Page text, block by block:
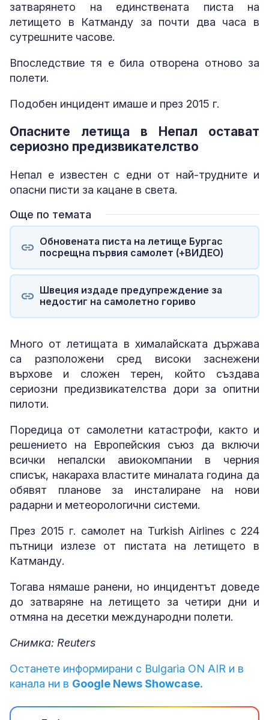
затварянето на единствената писта на
летището в Катманду за почти два часа в
сутрешните часове.
Впоследствие тя е била отворена отново за
полети.
Подобен инцидент имаше и през 2015 г.
Опасните летища в Непал остават
сериозно предизвикателство
Непал е известен с едни от най-трудните и
опасни писти за кацане в света.
Още по темата
Обновената писта на летище Бургас
посрещна първия самолет (+ВИДЕО)
Швеция издаде предупреждение за
недостиг на самолетно гориво
Много от летищата в хималайската държава
са разположени сред високи заснежени
върхове и сложен терен, който създава
сериозни предизвикателства дори за опитни
пилоти.
Поредица от самолетни катастрофи, както и
решението на Европейския съюз да включи
всички непалски авиокомпании в черния
списък, накараха властите миналата година да
обявят планове за инсталиране на нови
радарни и метеорологични системи.
През 2015 г. самолет на Turkish Airlines с 224
пътници излезе от пистата на летището в
Катманду.
Тогава нямаше ранени, но инцидентът доведе
до затваряне на летището за четири дни и
отмяна на десетки международни полети.
Снимка: Reuters
Останете информирани с Bulgaria ON AIR и в
канала ни в Google News Showcase.